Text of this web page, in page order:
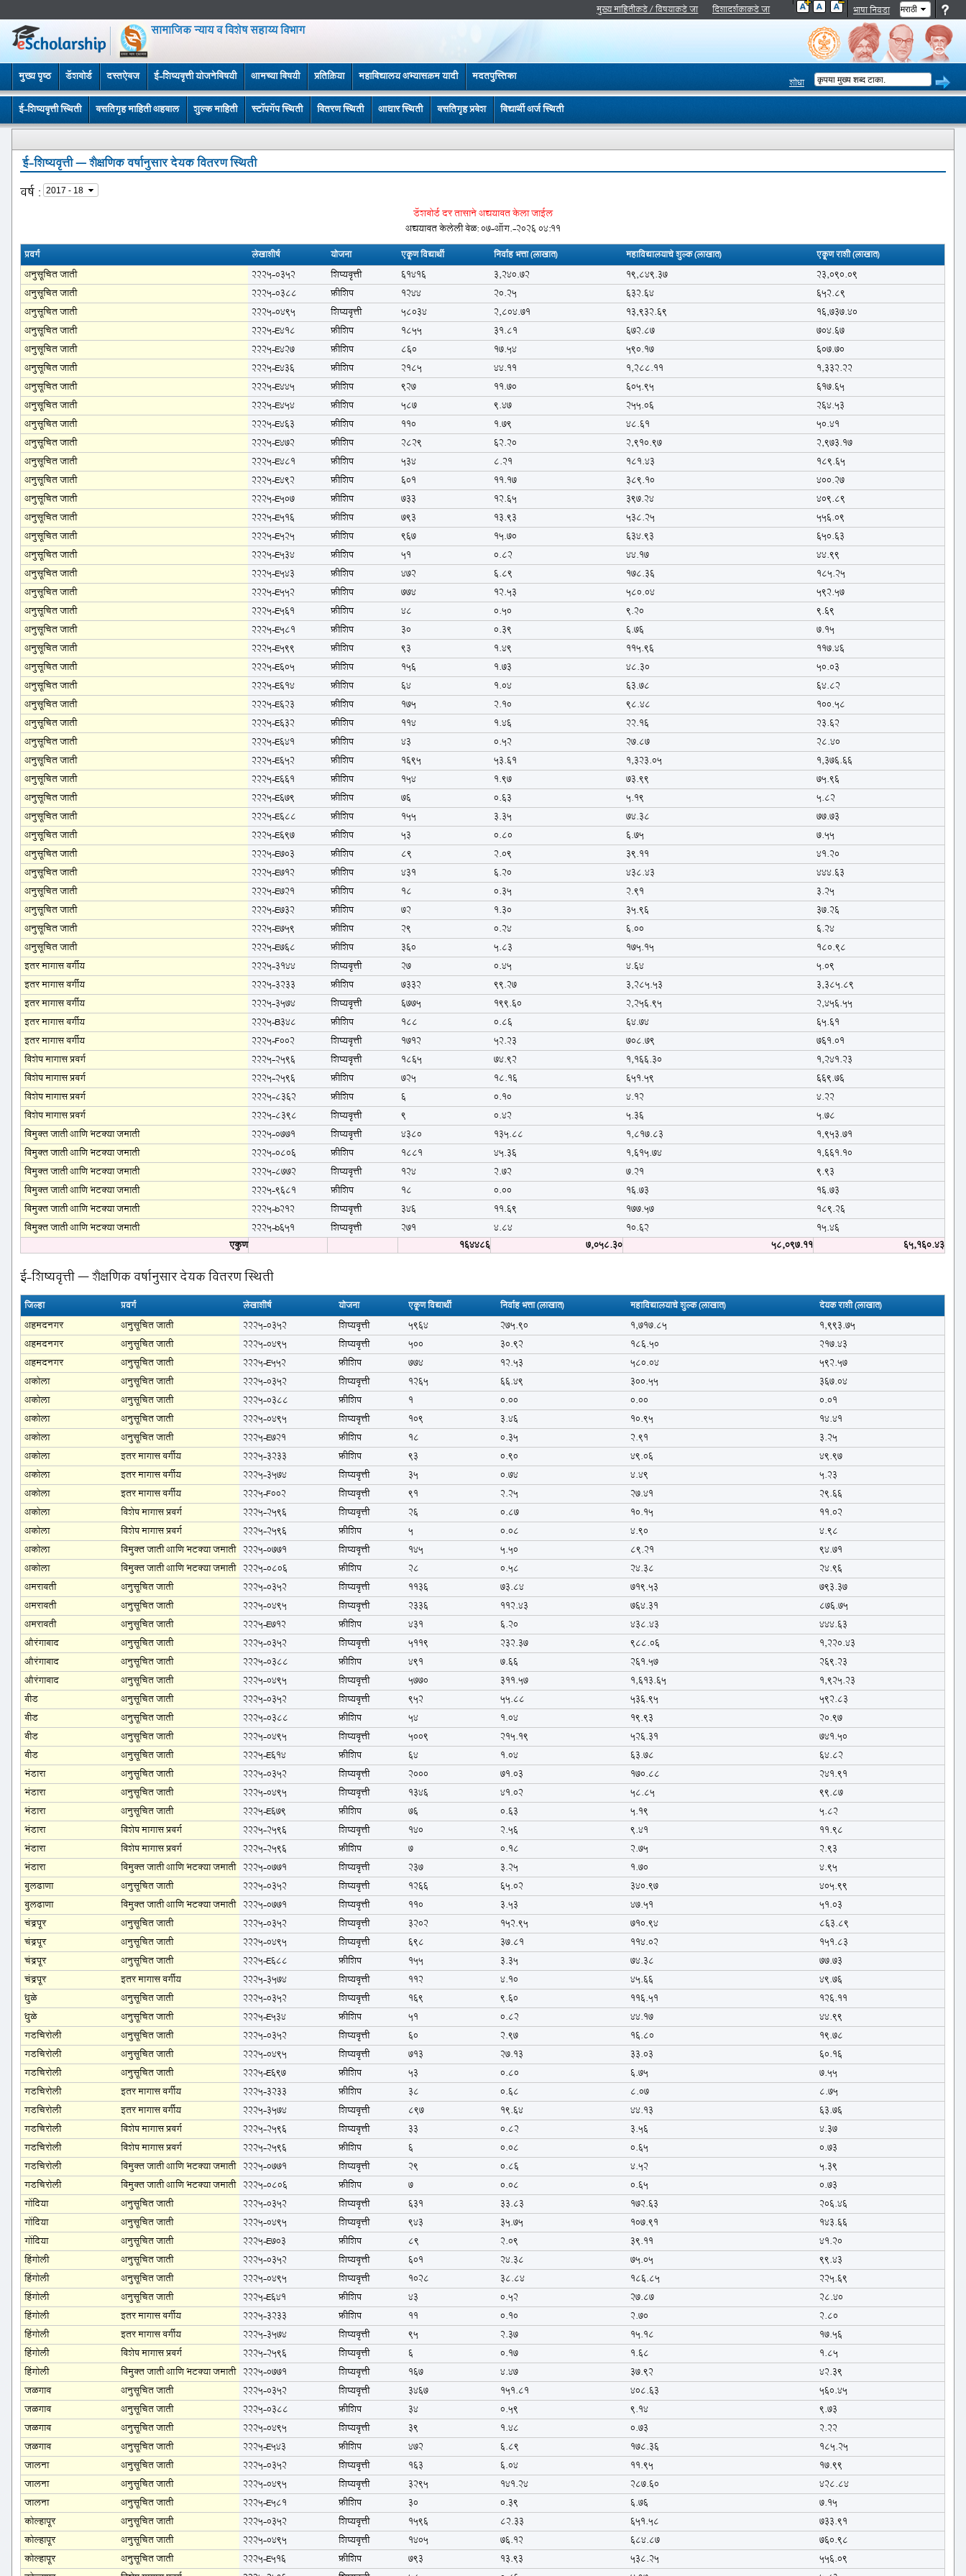
मुख्य माहितीकडे / विषयाकडे जा दिशादर्शकाकडे जा भाषा निवडा
सामाजिक न्याय व विशेष सहाय्य विभाग
मुख्य पृष्ठ डॅशबोर्ड दस्तऐवज ई-शिष्यवृत्ती योजनेविषयी आमच्या विषयी प्रतिक्रिया महाविद्यालय अभ्यासक्रम यादी मदतपुस्तिका शोधा
ई-शिष्यवृत्ती स्थिती वसतिगृह माहिती अहवाल शुल्क माहिती स्टॉपगॅप स्थिती वितरण स्थिती आधार स्थिती वसतिगृह प्रवेश विद्यार्थी अर्ज स्थिती
ई-शिष्यवृत्ती – शैक्षणिक वर्षानुसार देयक वितरण स्थिती
वर्ष :
डॅशबोर्ड दर तासाने अद्ययावत केला जाईल
अद्ययावत केलेली वेळ:07-ऑग.-2026 04:11
प्रवर्ग लेखाशीर्ष योजना एकूण विद्यार्थी निर्वाह भत्ता (लाखात) महाविद्यालयाचे शुल्क (लाखात) एकूण राशी (लाखात)
अनुसूचित जाती 2225-0352 शिष्यवृत्ती 61416 3,240.72 19,849.37
23,090.09
अनुसूचित जाती
2225-0388 फ्रीशिप 1244 20.25 632.64
652.89
अनुसूचित जाती
2225-0495 शिष्यवृत्ती 58034 2,804.71 13,932.69
16,737.40
अनुसूचित जाती
2225-E418 फ्रीशिप 1855 31.81 672.87
704.67
अनुसूचित जाती
2225-E427 फ्रीशिप 860 17.54 590.17
607.70
अनुसूचित जाती
2225-E436 फ्रीशिप 2185 44.11 1,288.11
1,332.22
अनुसूचित जाती
2225-E445 फ्रीशिप 927 11.70 605.95
617.65
अनुसूचित जाती
2225-E454 फ्रीशिप 587 9.47 255.06
264.53
अनुसूचित जाती
2225-E463 फ्रीशिप 110 1.79 48.61
50.41
अनुसूचित जाती
2225-E472 फ्रीशिप 2829 62.20 2,910.97
2,973.17
अनुसूचित जाती
2225-E481 फ्रीशिप 534 8.21 181.43
189.65
अनुसूचित जाती
2225-E492 फ्रीशिप 601 11.17 389.10
400.27
अनुसूचित जाती
2225-E507 फ्रीशिप 733 12.65 397.24
409.89
अनुसूचित जाती
2225-E516 फ्रीशिप 793 13.93 538.25
556.09
अनुसूचित जाती
2225-E525 फ्रीशिप 967 15.70 634.93
650.63
अनुसूचित जाती
2225-E534 फ्रीशिप 51 0.82 44.17
44.99
अनुसूचित जाती
2225-E543 फ्रीशिप 472 6.89 178.36
185.25
अनुसूचित जाती
2225-E552 फ्रीशिप 774 12.53 580.04
592.57
अनुसूचित जाती
2225-E561 फ्रीशिप 48 0.50 9.20
9.69
अनुसूचित जाती
2225-E581 फ्रीशिप 30 0.39 6.76
7.15
अनुसूचित जाती
2225-E599 फ्रीशिप 93 1.49 115.96
117.46
अनुसूचित जाती
2225-E605 फ्रीशिप 156 1.73 48.30
50.03
अनुसूचित जाती
2225-E614 फ्रीशिप 64 1.04 63.78
64.82
अनुसूचित जाती
2225-E623 फ्रीशिप 175 2.10 98.48
100.58
अनुसूचित जाती
2225-E632 फ्रीशिप 114 1.46 22.16
23.62
अनुसूचित जाती
2225-E641 फ्रीशिप 43 0.52 27.87
28.40
अनुसूचित जाती
2225-E652 फ्रीशिप 1695 53.61 1,323.05
1,376.66
अनुसूचित जाती
2225-E661 फ्रीशिप 154 1.97 73.99
75.96
अनुसूचित जाती
2225-E679 फ्रीशिप 76 0.63 5.19
5.82
अनुसूचित जाती
2225-E688 फ्रीशिप 155 3.35 74.38
77.73
अनुसूचित जाती
2225-E697 फ्रीशिप 53 0.80 6.75
7.55
अनुसूचित जाती
2225-E703 फ्रीशिप 89 2.09 39.11
41.20
अनुसूचित जाती
2225-E712 फ्रीशिप 431 6.20 438.43
444.63
अनुसूचित जाती
2225-E721 फ्रीशिप 18 0.35 2.91
3.25
अनुसूचित जाती
2225-E732 फ्रीशिप 72 1.30 35.96
37.26
अनुसूचित जाती
2225-E759 फ्रीशिप 29 0.24 6.00
6.24
अनुसूचित जाती
2225-E768 फ्रीशिप 360 5.83 175.15
180.98
इतर मागास वर्गीय
2225-3144 शिष्यवृत्ती 27 0.45 4.64
5.09
इतर मागास वर्गीय
2225-3233 फ्रीशिप 7332 99.27 3,285.53
3,385.89
इतर मागास वर्गीय
2225-3574 शिष्यवृत्ती 6775 199.60 2,256.95
2,456.55
इतर मागास वर्गीय
2225-B348 फ्रीशिप 188 0.86 64.74
65.61
इतर मागास वर्गीय
2225-F002 शिष्यवृत्ती 1712 52.23 708.79
761.01
विशेष मागास प्रवर्ग
2225-2596 शिष्यवृत्ती 1865 74.92 1,166.30
1,241.23
विशेष मागास प्रवर्ग
2225-2596 फ्रीशिप 725 18.16 651.59
669.76
विशेष मागास प्रवर्ग
2225-8362 फ्रीशिप 6 0.10 4.12
4.22
विशेष मागास प्रवर्ग
2225-8398 शिष्यवृत्ती 9 0.42 5.36
5.78
विमुक्त जाती आणि भटक्या जमाती
2225-0771 शिष्यवृत्ती 4380 135.88 1,817.83
1,953.71
विमुक्त जाती आणि भटक्या जमाती
2225-0806 फ्रीशिप 1881 45.36 1,615.74
1,661.10
विमुक्त जाती आणि भटक्या जमाती
2225-8772 शिष्यवृत्ती 124 2.72 7.21
9.93
विमुक्त जाती आणि भटक्या जमाती
2225-9681 फ्रीशिप 18 0.00 16.73
16.73
विमुक्त जाती आणि भटक्या जमाती
2225-b212 शिष्यवृत्ती 346 11.69 177.57
189.26
विमुक्त जाती आणि भटक्या जमाती
2225-b651 शिष्यवृत्ती 271 4.84 10.62
15.46
एकुण
164486 7,058.30 58,097.11 65,160.43
ई-शिष्यवृत्ती – शैक्षणिक वर्षानुसार देयक वितरण स्थिती
जिल्हा प्रवर्ग लेखाशीर्ष योजना एकूण विद्यार्थी निर्वाह भत्ता (लाखात) महाविद्यालयाचे शुल्क (लाखात) देयक राशी (लाखात)
अहमदनगर अनुसूचित जाती 2225-0352 शिष्यवृत्ती 5964 275.90 1,717.85
1,993.75
अहमदनगर
अनुसूचित जाती 2225-0495 शिष्यवृत्ती 500 30.92 186.50
217.43
अहमदनगर
अनुसूचित जाती 2225-E552 फ्रीशिप 774 12.53 580.04
592.57
अकोला
अनुसूचित जाती 2225-0352 शिष्यवृत्ती 1265 66.49 300.55
367.04
अकोला
अनुसूचित जाती 2225-0388 फ्रीशिप 1 0.00 0.00
0.01
अकोला
अनुसूचित जाती 2225-0495 शिष्यवृत्ती 109 3.46 10.95
14.41
अकोला
अनुसूचित जाती 2225-E721 फ्रीशिप 18 0.35 2.91
3.25
अकोला
इतर मागास वर्गीय 2225-3233 फ्रीशिप 93 0.90 49.06
49.97
अकोला
इतर मागास वर्गीय 2225-3574 शिष्यवृत्ती 35 0.74 4.49
5.23
अकोला
इतर मागास वर्गीय 2225-F002 शिष्यवृत्ती 91 2.25 27.41
29.66
अकोला
विशेष मागास प्रवर्ग 2225-2596 शिष्यवृत्ती 26 0.87 10.15
11.02
अकोला
विशेष मागास प्रवर्ग 2225-2596 फ्रीशिप 5 0.08 4.90
4.98
अकोला
विमुक्त जाती आणि भटक्या जमाती 2225-0771 शिष्यवृत्ती 145 5.50 89.21
94.71
अकोला
विमुक्त जाती आणि भटक्या जमाती 2225-0806 फ्रीशिप 28 0.58 24.38
24.96
अमरावती
अनुसूचित जाती 2225-0352 शिष्यवृत्ती 1136 73.84 719.53
793.37
अमरावती
अनुसूचित जाती 2225-0495 शिष्यवृत्ती 2336 112.43 764.31
876.75
अमरावती
अनुसूचित जाती 2225-E712 फ्रीशिप 431 6.20 438.43
444.63
औरंगाबाद
अनुसूचित जाती 2225-0352 शिष्यवृत्ती 5119 232.37 988.06
1,220.43
औरंगाबाद
अनुसूचित जाती 2225-0388 फ्रीशिप 491 7.66 261.57
269.23
औरंगाबाद
अनुसूचित जाती 2225-0495 शिष्यवृत्ती 5770 311.57 1,613.65
1,925.23
बीड
अनुसूचित जाती 2225-0352 शिष्यवृत्ती 952 55.88 536.95
592.83
बीड
अनुसूचित जाती 2225-0388 फ्रीशिप 54 1.04 19.93
20.97
बीड
अनुसूचित जाती 2225-0495 शिष्यवृत्ती 5009 215.19 526.31
741.50
बीड
अनुसूचित जाती 2225-E614 फ्रीशिप 64 1.04 63.78
64.82
भंडारा
अनुसूचित जाती 2225-0352 शिष्यवृत्ती 2000 71.03 170.88
241.91
भंडारा
अनुसूचित जाती 2225-0495 शिष्यवृत्ती 1346 41.02 58.85
99.87
भंडारा
अनुसूचित जाती 2225-E679 फ्रीशिप 76 0.63 5.19
5.82
भंडारा
विशेष मागास प्रवर्ग 2225-2596 शिष्यवृत्ती 140 2.56 9.41
11.98
भंडारा
विशेष मागास प्रवर्ग 2225-2596 फ्रीशिप 7 0.18 2.75
2.93
भंडारा
विमुक्त जाती आणि भटक्या जमाती 2225-0771 शिष्यवृत्ती 237 3.25 1.70
4.95
बुलढाणा
अनुसूचित जाती 2225-0352 शिष्यवृत्ती 1266 65.02 340.97
405.99
बुलढाणा
विमुक्त जाती आणि भटक्या जमाती 2225-0771 शिष्यवृत्ती 110 3.53 47.51
51.03
चंद्रपूर
अनुसूचित जाती 2225-0352 शिष्यवृत्ती 3202 152.95 710.94
863.89
चंद्रपूर
अनुसूचित जाती 2225-0495 शिष्यवृत्ती 698 37.81 114.02
151.83
चंद्रपूर
अनुसूचित जाती 2225-E688 फ्रीशिप 155 3.35 74.38
77.73
चंद्रपूर
इतर मागास वर्गीय 2225-3574 शिष्यवृत्ती 112 4.10 45.66
49.76
धुळे
अनुसूचित जाती 2225-0352 शिष्यवृत्ती 169 9.60 116.51
126.11
धुळे
अनुसूचित जाती 2225-E534 फ्रीशिप 51 0.82 44.17
44.99
गडचिरोली
अनुसूचित जाती 2225-0352 शिष्यवृत्ती 60 2.97 16.80
19.78
गडचिरोली
अनुसूचित जाती 2225-0495 शिष्यवृत्ती 713 27.13 33.03
60.16
गडचिरोली
अनुसूचित जाती 2225-E697 फ्रीशिप 53 0.80 6.75
7.55
गडचिरोली
इतर मागास वर्गीय 2225-3233 फ्रीशिप 38 0.68 8.07
8.75
गडचिरोली
इतर मागास वर्गीय 2225-3574 शिष्यवृत्ती 897 19.64 44.13
63.76
गडचिरोली
विशेष मागास प्रवर्ग 2225-2596 शिष्यवृत्ती 33 0.82 3.56
4.37
गडचिरोली
विशेष मागास प्रवर्ग 2225-2596 फ्रीशिप 6 0.08 0.65
0.73
गडचिरोली
विमुक्त जाती आणि भटक्या जमाती 2225-0771 शिष्यवृत्ती 29 0.86 4.52
5.39
गडचिरोली
विमुक्त जाती आणि भटक्या जमाती 2225-0806 फ्रीशिप 7 0.08 0.65
0.73
गोंदिया
अनुसूचित जाती 2225-0352 शिष्यवृत्ती 631 33.83 172.63
206.46
गोंदिया
अनुसूचित जाती 2225-0495 शिष्यवृत्ती 943 35.75 107.91
143.66
गोंदिया
अनुसूचित जाती 2225-E703 फ्रीशिप 89 2.09 39.11
41.20
हिंगोली
अनुसूचित जाती 2225-0352 शिष्यवृत्ती 601 24.38 75.05
99.43
हिंगोली
अनुसूचित जाती 2225-0495 शिष्यवृत्ती 1028 38.84 186.85
225.69
हिंगोली
अनुसूचित जाती 2225-E641 फ्रीशिप 43 0.52 27.87
28.40
हिंगोली
इतर मागास वर्गीय 2225-3233 फ्रीशिप 11 0.10 2.70
2.80
हिंगोली
इतर मागास वर्गीय 2225-3574 शिष्यवृत्ती 95 2.37 15.18
17.56
हिंगोली
विशेष मागास प्रवर्ग 2225-2596 शिष्यवृत्ती 6 0.17 1.68
1.85
हिंगोली
विमुक्त जाती आणि भटक्या जमाती 2225-0771 शिष्यवृत्ती 167 4.47 37.92
42.39
जळगाव
अनुसूचित जाती 2225-0352 शिष्यवृत्ती 3467 151.81 408.63
560.45
जळगाव
अनुसूचित जाती 2225-0388 फ्रीशिप 34 0.59 9.14
9.73
जळगाव
अनुसूचित जाती 2225-0495 शिष्यवृत्ती 39 1.48 0.73
2.22
जळगाव
अनुसूचित जाती 2225-E543 फ्रीशिप 472 6.89 178.36
185.25
जालना
अनुसूचित जाती 2225-0352 शिष्यवृत्ती 163 6.04 11.95
17.99
जालना
अनुसूचित जाती 2225-0495 शिष्यवृत्ती 3295 141.24 287.60
428.84
जालना
अनुसूचित जाती 2225-E581 फ्रीशिप 30 0.39 6.76
7.15
कोल्हापूर
अनुसूचित जाती 2225-0352 शिष्यवृत्ती 1596 82.33 651.58
733.91
कोल्हापूर
अनुसूचित जाती 2225-0495 शिष्यवृत्ती 1405 76.12 684.87
760.98
कोल्हापूर
अनुसूचित जाती 2225-E516 फ्रीशिप 793 13.93 538.25
556.09